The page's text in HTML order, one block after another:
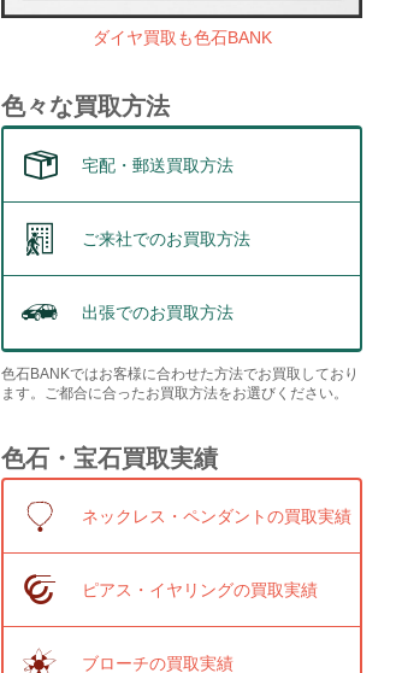
ダイヤ買取も色石BANK
色々な買取方法
宅配・郵送買取方法
ご来社でのお買取方法
出張でのお買取方法
色石BANKではお客様に合わせた方法でお買取しており
ます。ご都合に合ったお買取方法をお選びください。
色石・宝石買取実績
ネックレス・ペンダントの買取実績
ピアス・イヤリングの買取実績
ブローチの買取実績